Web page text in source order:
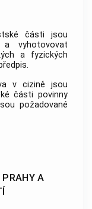
části jsou
a vyhotovovat
a fyzických
v cizině jsou
části povinny
požadované
A